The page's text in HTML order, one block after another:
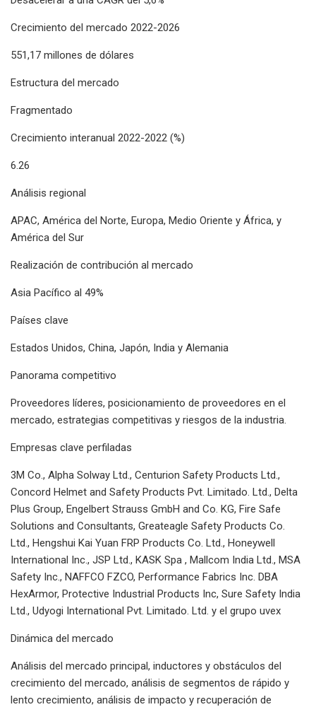
Crecimiento del mercado 2022-2026
551,17 millones de dólares
Estructura del mercado
Fragmentado
Crecimiento interanual 2022-2022 (%)
6.26
Análisis regional
APAC, América del Norte, Europa, Medio Oriente y África, y
América del Sur
Realización de contribución al mercado
Asia Pacífico al 49%
Países clave
Estados Unidos, China, Japón, India y Alemania
Panorama competitivo
Proveedores líderes, posicionamiento de proveedores en el
mercado, estrategias competitivas y riesgos de la industria.
Empresas clave perfiladas
3M Co., Alpha Solway Ltd., Centurion Safety Products Ltd.,
Concord Helmet and Safety Products Pvt. Limitado. Ltd., Delta
Plus Group, Engelbert Strauss GmbH and Co. KG, Fire Safe
Solutions and Consultants, Greateagle Safety Products Co.
Ltd., Hengshui Kai Yuan FRP Products Co. Ltd., Honeywell
International Inc., JSP Ltd., KASK Spa , Mallcom India Ltd., MSA
Safety Inc., NAFFCO FZCO, Performance Fabrics Inc. DBA
HexArmor, Protective Industrial Products Inc, Sure Safety India
Ltd., Udyogi International Pvt. Limitado. Ltd. y el grupo uvex
Dinámica del mercado
Análisis del mercado principal, inductores y obstáculos del
crecimiento del mercado, análisis de segmentos de rápido y
lento crecimiento, análisis de impacto y recuperación de